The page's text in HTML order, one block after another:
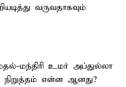
வருவதாகவும்
மந்திரி உமர் அப்துல்லா
என்ன ஆனது?